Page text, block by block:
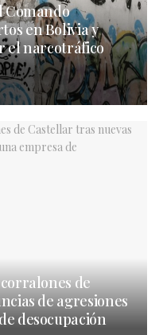
Comando
en Bolivia y
el narcotráfico
de
de agresiones
desocupación